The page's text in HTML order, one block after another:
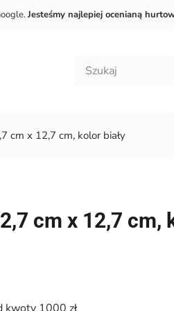
Jesteśmy najlepiej ocenianą
cm x 12,7 cm, kolor biały
cm x 12,7 cm,